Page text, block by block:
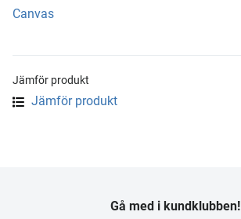
Canvas
Jämför produkt
Jämför produkt
Gå med i kundklubben!